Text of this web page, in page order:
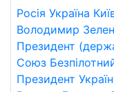
Росія Україна
Володимир
Президент
Союз
Президент